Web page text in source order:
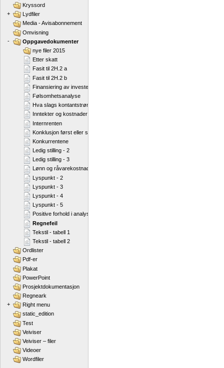
Kryssord
+
Lydfiler
Media - Avisabonnement
Omvisning
-
Oppgavedokumenter
nye filer 2015
Etter skatt
Fasit til 2H.2 a
Fasit til 2H.2 b
Finansiering av investeringen
Følsomhetsanalyse
Hva slags kontantstrøm
Inntekter og kostnader
Internrenten
Konklusjon først eller sist
Konkurrentene
Ledig stilling - 2
Ledig stilling - 3
Lønn og råvarekostnader
Lyspunkt - 2
Lyspunkt - 3
Lyspunkt - 4
Lyspunkt - 5
Positive forhold i analysen
Regnefeil
Tekstil - tabell 1
Tekstil - tabell 2
Ordlister
Pdf-er
Plakat
PowerPoint
Prosjektdokumentasjon
Regneark
+
Right menu
static_edition
Test
Veiviser
Veiviser – filer
Videoer
Wordfiler